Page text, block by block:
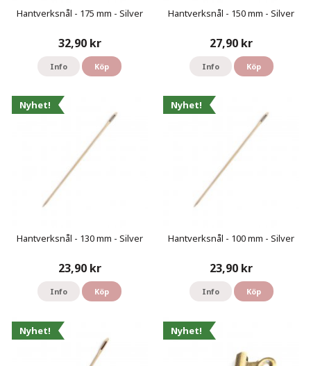
Hantverksnål - 175 mm - Silver
32,90 kr
Info Köp
Hantverksnål - 150 mm - Silver
27,90 kr
Info Köp
Nyhet!
Hantverksnål - 130 mm - Silver
23,90 kr
Info Köp
Nyhet!
Hantverksnål - 100 mm - Silver
23,90 kr
Info Köp
Nyhet! Nyhet!